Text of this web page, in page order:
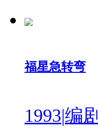
福星急转弯
1993|编剧